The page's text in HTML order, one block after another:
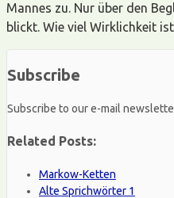
Mannes zu. Nur über den
blickt. Wie viel Wirklichkeit
Subscribe
Subscribe to our e-mail
Related Posts:
Markow-Ketten
Alte Sprichwörter 1